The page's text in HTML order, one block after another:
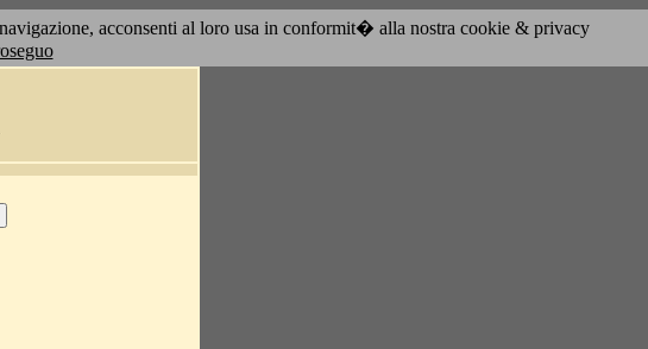
acconsenti al loro usa in conformit� alla nostra cookie & privacy